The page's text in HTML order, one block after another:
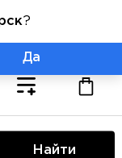
775-71-06
Найти
?
Да